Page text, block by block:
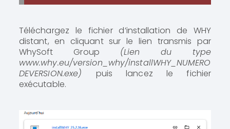
Téléchargez le fichier d’installation de WHY
distant, en cliquant sur le lien transmis par
WhySoft Group (Lien du type
www.why.eu/version_why/installWHY_NUMERO
DEVERSION.exe) puis lancez le fichier
exécutable.